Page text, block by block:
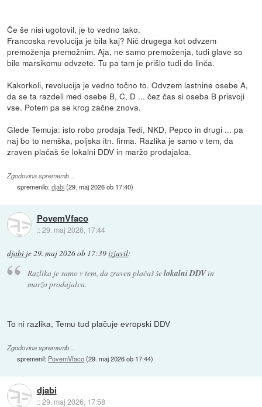
Če še nisi ugotovil, je to vedno tako.
Francoska revolucija je bila kaj? Nič drugega kot odvzem
premoženja premožnim. Aja, ne samo premoženja, tudi glave so
bile marsikomu odvzete. Tu pa tam je prišlo tudi do linča.
Kakorkoli, revolucija je vedno točno to. Odvzem lastnine osebe A,
da se ta razdeli med osebe B, C, D ... čez čas si oseba B prisvoji
vse. Potem pa se krog začne znova.
Glede Temuja: isto robo prodaja Tedi, NKD, Pepco in drugi ... pa
naj bo to nemška, poljska itn. firma. Razlika je samo v tem, da
zraven plačaš še lokalni DDV in maržo prodajalca.
Zgodovina sprememb…
spremenilo:djabi(29. maj 2026 ob 17:40)
PovemVfaco
::29. maj 2026, 17:44
djabi je29. maj 2026 ob 17:39izjavil:
Razlika je samo v tem, da zraven plačaš šelokalni DDVin
maržo prodajalca.
To ni razlika, Temu tud plačuje evropski DDV
Zgodovina sprememb…
spremenil: PovemVfaco(29. maj 2026 ob 17:44)
djabi
::29. maj 2026, 17:58